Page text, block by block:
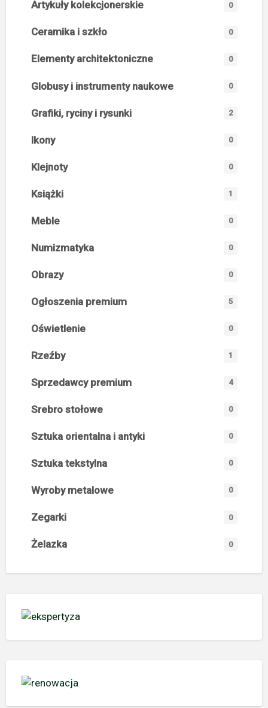
Artykuły kolekcjonerskie 0
Ceramika i szkło 0
Elementy architektoniczne 0
Globusy i instrumenty naukowe 0
Grafiki, ryciny i rysunki 2
Ikony 0
Klejnoty 0
Książki 1
Meble 0
Numizmatyka 0
Obrazy 0
Ogłoszenia premium 5
Oświetlenie 0
Rzeźby 1
Sprzedawcy premium 4
Srebro stołowe 0
Sztuka orientalna i antyki 0
Sztuka tekstylna 0
Wyroby metalowe 0
Zegarki 0
Żelazka 0